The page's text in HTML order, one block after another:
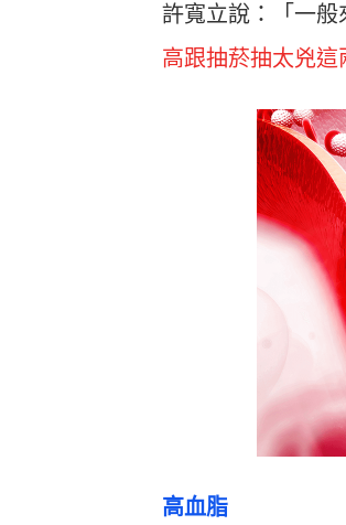
許寬立說：「一般
高跟抽菸抽太兇
高血脂